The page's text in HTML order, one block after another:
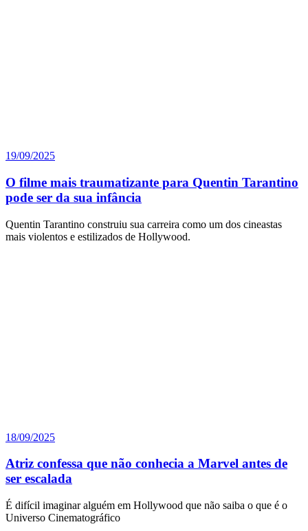
19/09/2025
O filme mais traumatizante para Quentin Tarantino
pode ser da sua infância
Quentin Tarantino construiu sua carreira como um dos cineastas
mais violentos e estilizados de Hollywood.
18/09/2025
Atriz confessa que não conhecia a Marvel antes de
ser escalada
É difícil imaginar alguém em Hollywood que não saiba o que é o
Universo Cinematográfico